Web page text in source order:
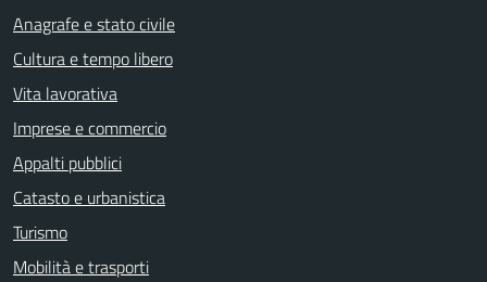
Anagrafe e stato civile
Cultura e tempo libero
Vita lavorativa
Imprese e commercio
Appalti pubblici
Catasto e urbanistica
Turismo
Mobilità e trasporti